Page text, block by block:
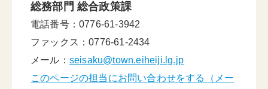
総務部門 総合政策課
電話番号：0776-61-3942
ファックス：0776-61-2434
メール： seisaku@town.eiheiji.lg.jp
このページの担当にお問い合わせをする（メー